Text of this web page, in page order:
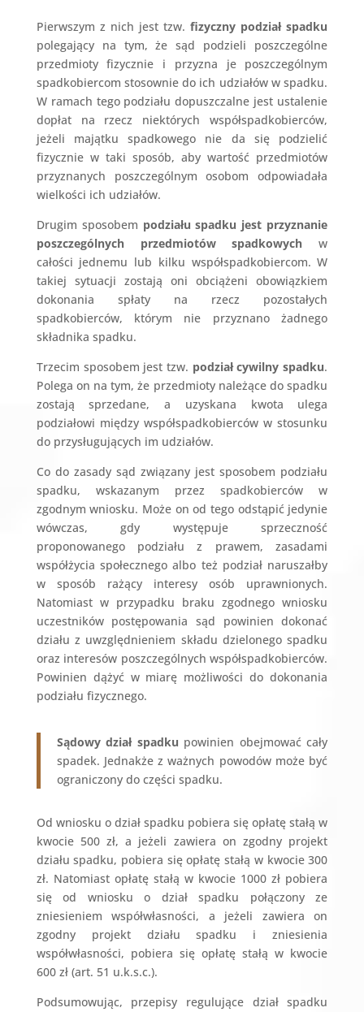
Pierwszym z nich jest tzw.fizyczny podział spadku
polegający na tym, że sąd podzieli poszczególne
przedmioty fizycznie i przyzna je poszczególnym
spadkobiercom stosownie do ich udziałów w spadku.
W ramach tego podziału dopuszczalne jest ustalenie
dopłat na rzecz niektórych współspadkobierców,
jeżeli majątku spadkowego nie da się podzielić
fizycznie w taki sposób, aby wartość przedmiotów
przyznanych poszczególnym osobom odpowiadała
wielkości ich udziałów.
Drugim sposobem podziału spadku jest przyznanie
poszczególnych przedmiotów spadkowych w
całości jednemu lub kilku współspadkobiercom. W
takiej sytuacji zostają oni obciążeni obowiązkiem
dokonania spłaty na rzecz pozostałych
spadkobierców, którym nie przyznano żadnego
składnika spadku.
Trzecim sposobem jest tzw. podział cywilny spadku.
Polega on na tym, że przedmioty należące do spadku
zostają sprzedane, a uzyskana kwota ulega
podziałowi między współspadkobierców w stosunku
do przysługujących im udziałów.
Co do zasady sąd związany jest sposobem podziału
spadku, wskazanym przez spadkobierców w
zgodnym wniosku. Może on od tego odstąpić jedynie
wówczas, gdy występuje sprzeczność
proponowanego podziału z prawem, zasadami
współżycia społecznego albo też podział naruszałby
w sposób rażący interesy osób uprawnionych.
Natomiast w przypadku braku zgodnego wniosku
uczestników postępowania sąd powinien dokonać
działu z uwzględnieniem składu dzielonego spadku
oraz interesów poszczególnych współspadkobierców.
Powinien dążyć w miarę możliwości do dokonania
podziału fizycznego.
Sądowy dział spadku powinien obejmować cały
spadek. Jednakże z ważnych powodów może być
ograniczony do części spadku.
Od wniosku o dział spadku pobiera się opłatę stałą w
kwocie 500 zł, a jeżeli zawiera on zgodny projekt
działu spadku, pobiera się opłatę stałą w kwocie 300
zł. Natomiast opłatę stałą w kwocie 1000 zł pobiera
się od wniosku o dział spadku połączony ze
zniesieniem współwłasności, a jeżeli zawiera on
zgodny projekt działu spadku i zniesienia
współwłasności, pobiera się opłatę stałą w kwocie
600 zł (art. 51 u.k.s.c.).
Podsumowując, przepisy regulujące dział spadku